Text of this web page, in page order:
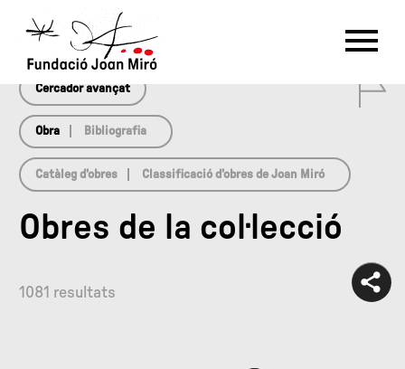
CAT
RU
中文
NL
PT
Cercador avançat
Obra Bibliografia
Catàleg d’obres Classificació d’obres de Joan Miró
Obres de la col·lecció
1081 resultats